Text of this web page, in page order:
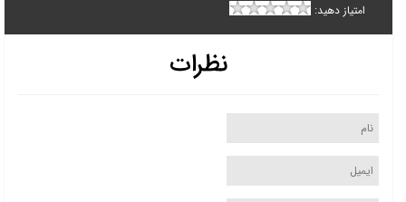
امتیاز دهید:
نظرات